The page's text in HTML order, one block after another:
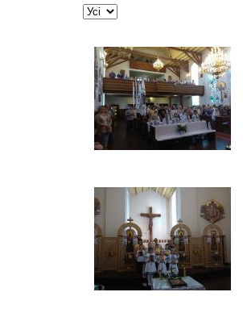
JSEARCH_FILTER_LIMIT